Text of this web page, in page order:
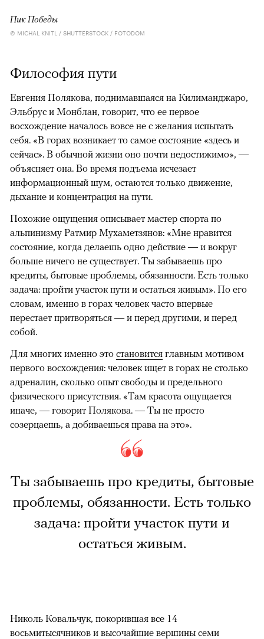
Пик Победы
© MICHAL KNITL / SHUTTERSTOCK / FOTODOM
Философия пути
Евгения Полякова, поднимавшаяся на Килиманджаро,
Эльбрус и Монблан, говорит, что ее первое
восхождение началось вовсе не с желания испытать
себя. «В горах возникает то самое состояние «здесь и
сейчас». В обычной жизни оно почти недостижимо», —
объясняет она. Во время подъема исчезает
информационный шум, остаются только движение,
дыхание и концентрация на пути.
Похожие ощущения описывает мастер спорта по
альпинизму Ратмир Мухаметзянов: «Мне нравится
состояние, когда делаешь одно действие — и вокруг
больше ничего не существует. Ты забываешь про
кредиты, бытовые проблемы, обязанности. Есть только
задача: пройти участок пути и остаться живым». По его
словам, именно в горах человек часто впервые
перестает притворяться — и перед другими, и перед
собой.
Для многих именно это становится главным мотивом
первого восхождения: человек ищет в горах не столько
адреналин, сколько опыт свободы и предельного
физического присутствия. «Там красота ощущается
иначе, — говорит Полякова. — Ты не просто
созерцаешь, а добиваешься права на это».
Ты забываешь про кредиты, бытовые
проблемы, обязанности. Есть только
задача: пройти участок пути и
остаться живым.
Николь Ковальчук, покорившая все 14
восьмитысячников и высочайшие вершины семи